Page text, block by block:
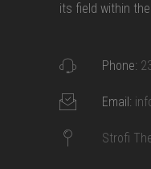
its field within
Phone:
Email:
Strofi